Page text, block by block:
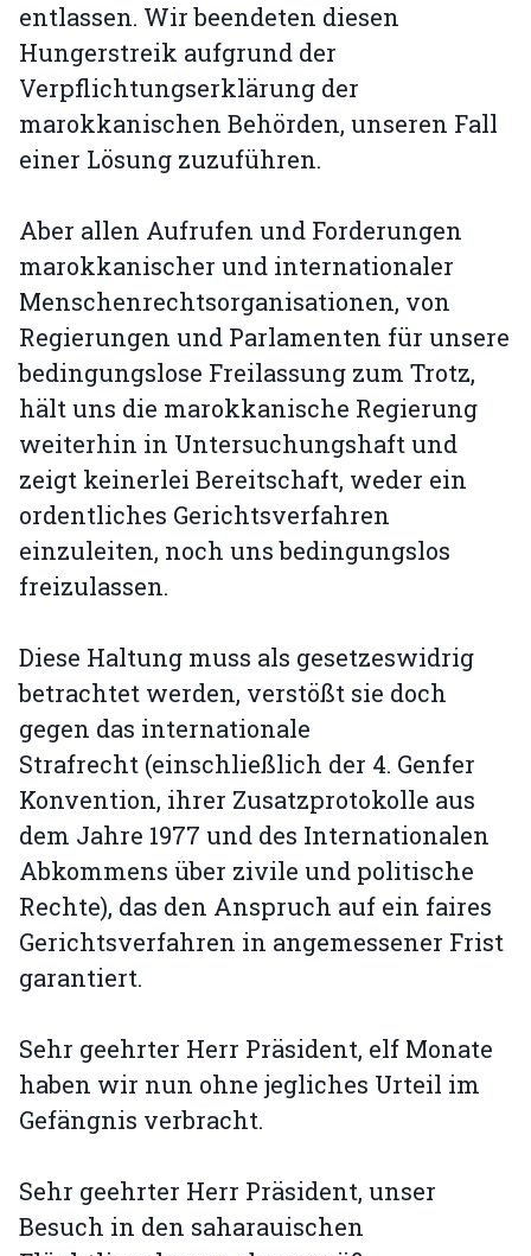
entlassen. Wir beendeten diesen
Hungerstreik aufgrund der
Verpflichtungserklärung der
marokkanischen Behörden, unseren Fall
einer Lösung zuzuführen.
Aber allen Aufrufen und Forderungen
marokkanischer und internationaler
Menschenrechtsorganisationen, von
Regierungen und Parlamenten für unsere
bedingungslose Freilassung zum Trotz,
hält uns die marokkanische Regierung
weiterhin in Untersuchungshaft und
zeigt keinerlei Bereitschaft, weder ein
ordentliches Gerichtsverfahren
einzuleiten, noch uns bedingungslos
freizulassen.
Diese Haltung muss als gesetzeswidrig
betrachtet werden, verstößt sie doch
gegen das internationale
Strafrecht (einschließlich der 4. Genfer
Konvention, ihrer Zusatzprotokolle aus
dem Jahre 1977 und des Internationalen
Abkommens über zivile und politische
Rechte), das den Anspruch auf ein faires
Gerichtsverfahren in angemessener Frist
garantiert.
Sehr geehrter Herr Präsident, elf Monate
haben wir nun ohne jegliches Urteil im
Gefängnis verbracht.
Sehr geehrter Herr Präsident, unser
Besuch in den saharauischen